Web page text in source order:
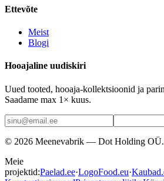
Ettevõte
Meist
Blogi
Hooajaline uudiskiri
Uued tooted, hooaja-kollektsioonid ja
Saadame max 1× kuus.
© 2026 Meenevabrik — Dot Holding OÜ.
Meie
projektid:Paelad.ee·LogoFood.eu·